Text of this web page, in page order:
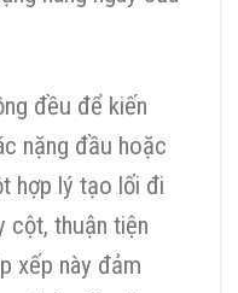
đều để kiến
nặng đầu hoặc
hợp lý tạo lối đi
cột, thuận tiện
xếp này đảm